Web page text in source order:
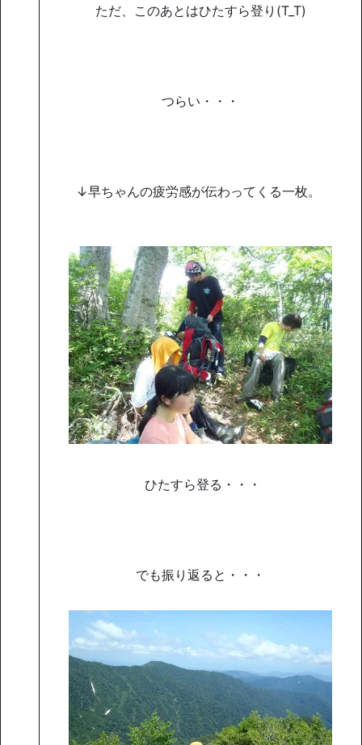
ただ、このあとはひたすら登り(T_T)
つらい・・・
↓早ちゃんの疲労感が伝わってくる一枚。
ひたすら登る・・・
でも振り返ると・・・